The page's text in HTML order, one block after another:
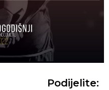
Podijelite: